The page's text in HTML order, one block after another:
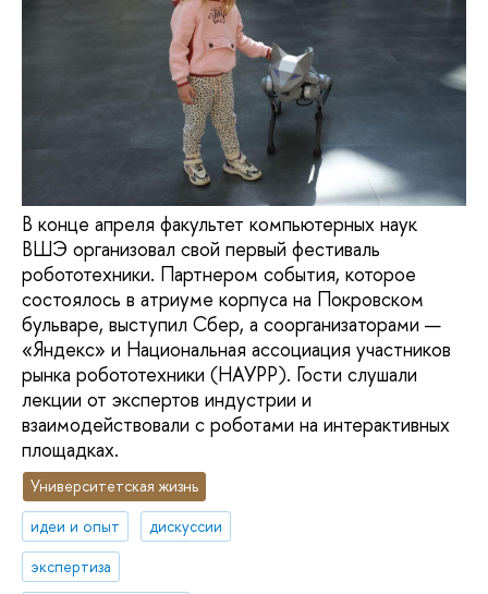
В конце апреля факультет компьютерных наук
ВШЭ организовал свой первый фестиваль
робототехники. Партнером события, которое
состоялось в атриуме корпуса на Покровском
бульваре, выступил Сбер, а соорганизаторами —
«Яндекс» и Национальная ассоциация участников
рынка робототехники (НАУРР). Гости слушали
лекции от экспертов индустрии и
взаимодействовали с роботами на интерактивных
площадках.
Университетская жизнь
идеи и опыт
дискуссии
экспертиза